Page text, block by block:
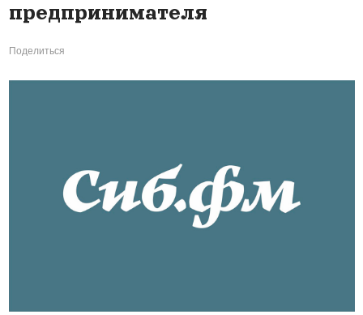
предпринимателя
Поделиться